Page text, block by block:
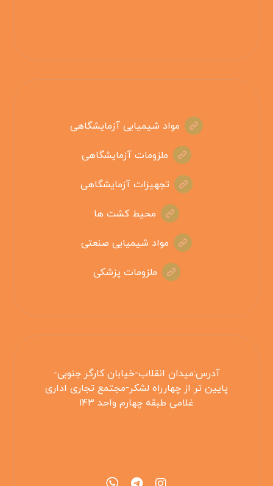
مواد شیمیایی آزمایشگاهی
ملزومات آزمایشگاهی
تجهیزات آزمایشگاهی
محیط کشت ها
مواد شیمیایی صنعتی
ملزومات پزشکی
آدرس:میدان انقلاب-خیابان کارگر جنوبی-
پایین تر از چهارراه لشکر-مجتمع تجاری اداری
غلامی طبقه چهارم واحد ۱۴۳